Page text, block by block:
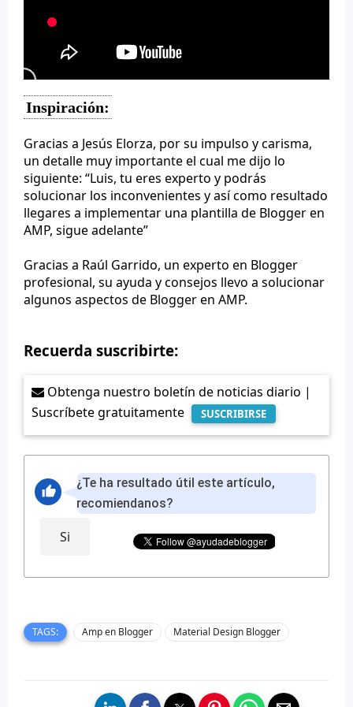
Inspiración:
Gracias a Jesús Elorza, por su impulso y carisma,
un detalle muy importante el cual me dijo lo
siguiente: “Luis, tu eres experto y podrás
solucionar los inconvenientes y así como resultado
llegares a implementar una plantilla de Blogger en
AMP, sigue adelante”
Gracias a Raúl Garrido, un experto en Blogger
profesional, su ayuda y consejos llevo a solucionar
algunos aspectos de Blogger en AMP.
Recuerda suscribirte:
Obtenga nuestro boletín de noticias diario |
Suscríbete gratuitamente
SUSCRIBIRSE
¿Te ha resultado útil este artículo,
recomiendanos?
Si
TAGS: Amp en Blogger Material Design Blogger